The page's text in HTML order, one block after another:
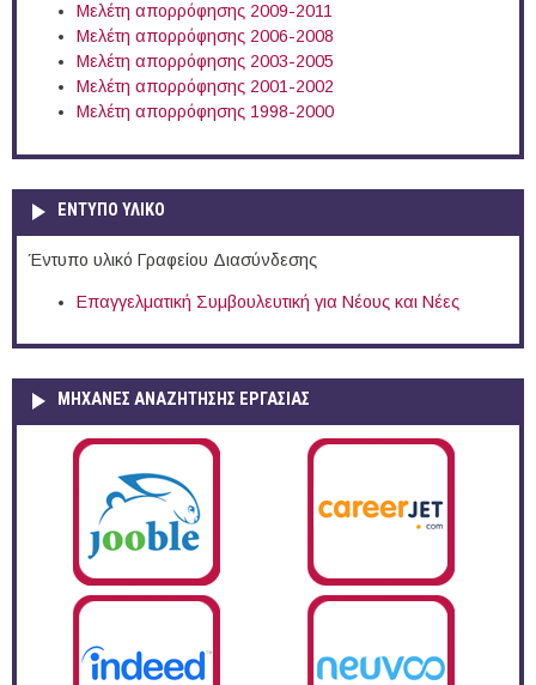
Μελέτη απορρόφησης 2009-2011
Μελέτη απορρόφησης 2006-2008
Μελέτη απορρόφησης 2003-2005
Μελέτη απορρόφησης 2001-2002
Μελέτη απορρόφησης 1998-2000
ΕΝΤΥΠΟ ΥΛΙΚΟ
Έντυπο υλικό Γραφείου Διασύνδεσης
Επαγγελματική Συμβουλευτική για Νέους και Νέες
ΜΗΧΑΝΕΣ ΑΝΑΖΗΤΗΣΗΣ ΕΡΓΑΣΙΑΣ